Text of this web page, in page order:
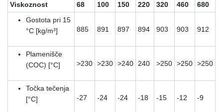
Viskoznost 68 100 150 220 320 460
680
Gostota pri 15
°C [kg/m³]
885 891 897 894 903 903 912
Plamenišče
(COC) [°C]
>230 >230 >240 240 >250 >250 >250
Točka tečenja
[°C]
-27 -24 -24 -18 -15 -12 -9